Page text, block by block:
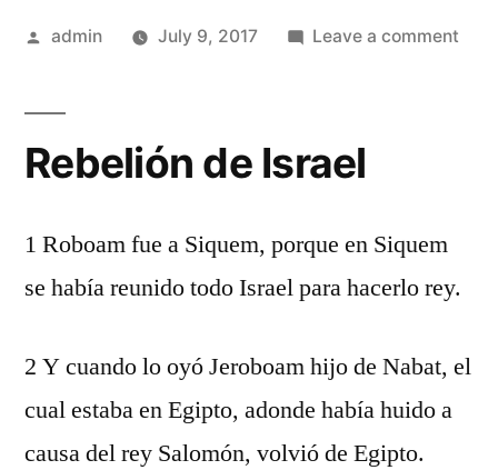
Posted
admin July 9, 2017 Leave a comment
Rebelión de Israel
1 Roboam fue a Siquem, porque en Siquem
se había reunido todo Israel para hacerlo rey.
2 Y cuando lo oyó Jeroboam hijo de Nabat, el
cual estaba en Egipto, adonde había huido a
causa del rey Salomón, volvió de Egipto.